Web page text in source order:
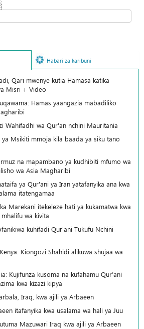
Habari za karibuni
Qari mwenye kutia Hamasa katika
Misri + Video
Hamas yaangazia mabadiliko
Wahifadhi wa Qur'an nchini Mauritania
Msikiti mmoja kila baada ya siku tano
na mapambano ya kudhibiti mfumo wa
wa Asia Magharibi
ya Qur'ani ya Iran yatafanyika ana kwa
itatengamaa
Marekani itekeleze hati ya kukamatwa kwa
wa kivita
kuhifadi Qur'ani Tukufu Nchini
Kiongozi Shahidi alikuwa shujaa wa
Kujifunza kusoma na kufahamu Qur’ani
kwa kizazi kipya
Iraq, kwa ajili ya Arbaeen
itafanyika kwa usalama wa hali ya Juu
Mazuwari Iraq kwa ajili ya Arbaeen